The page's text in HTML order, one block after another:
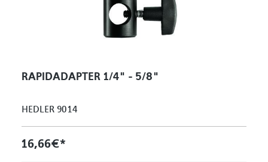
RAPIDADAPTER 1/4" - 5/8"
HEDLER 9014
16,66 €*